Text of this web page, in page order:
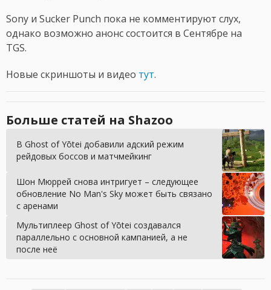
Sony и Sucker Punch пока не комментируют слух,
однако возможно анонс состоится в Сентябре на
TGS.
Новые скриншоты и видео тут.
Больше статей на Shazoo
В Ghost of Yōtei добавили адский режим
рейдовых боссов и матчмейкинг
Шон Мюррей снова интригует – следующее
обновление No Man's Sky может быть связано
с аренами
Мультиплеер Ghost of Yōtei создавался
параллельно с основной кампанией, а не
после неё